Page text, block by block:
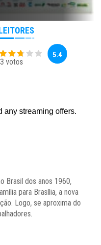
3 votos
5.4
Brasil dos anos 1960,
para Brasília, a nova
Logo, se aproxima do